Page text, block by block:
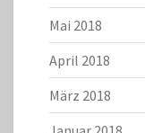
Mai 2018
April 2018
März 2018